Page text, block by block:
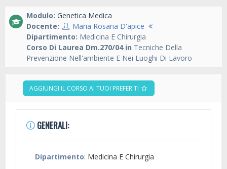
Modulo: Genetica Medica
Docente:
Maria Rosaria D'apice
Dipartimento: Medicina E Chirurgia
Corso Di Laurea Dm.270/04 in Tecniche Della
Prevenzione Nell'ambiente E Nei Luoghi Di Lavoro
AGGIUNGI IL CORSO AI TUOI PREFERITI
GENERALI:
Dipartimento: Medicina E Chirurgia